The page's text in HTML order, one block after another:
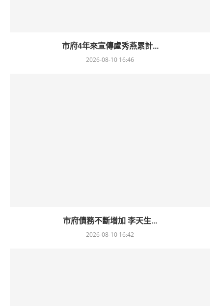
市府4年來宣傳盧秀燕累計...
2026-08-10 16:46
市府債務不斷增加 李天生...
2026-08-10 16:42